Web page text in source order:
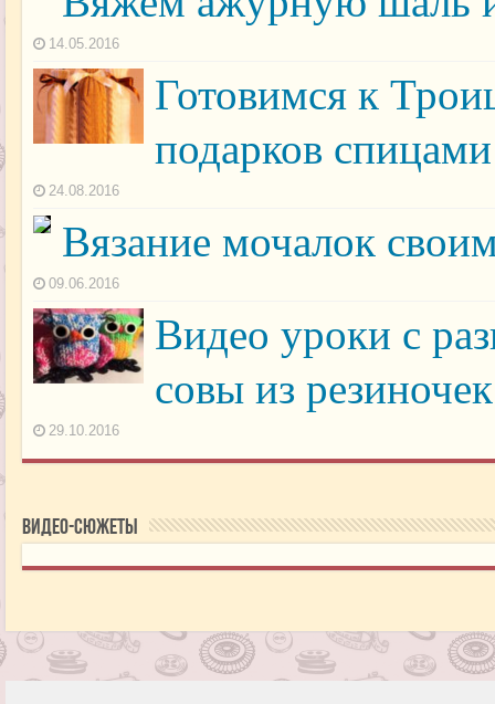
14.05.2016
Готовимся к
подарков спицами
24.08.2016
Вязание мочалок
09.06.2016
Видео уроки с
совы из резиночек
29.10.2016
Видео-сюжеты